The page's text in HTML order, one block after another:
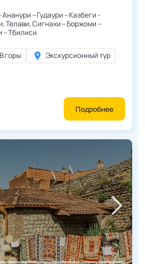
– Гудаури – Казбеги -
Телави, Сигнахи – Боржоми –
– Тбилиси
В горы Экскурсионный тур
Подробнее